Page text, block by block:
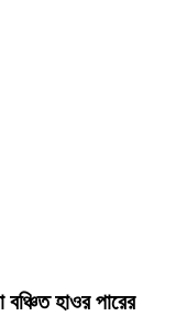
বঞ্চিত হাওর পারের